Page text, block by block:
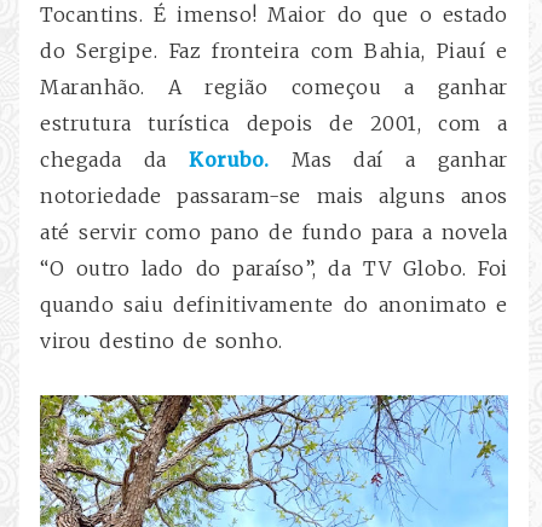
Tocantins. É imenso! Maior do que o estado
do Sergipe. Faz fronteira com Bahia, Piauí e
Maranhão. A região começou a ganhar
estrutura turística depois de 2001, com a
chegada daKorubo. Mas daí a ganhar
notoriedade passaram-se mais alguns anos
até servir como pano de fundo para a novela
“O outro lado do paraíso”, da TV Globo. Foi
quando saiu definitivamente do anonimato e
virou destino de sonho.